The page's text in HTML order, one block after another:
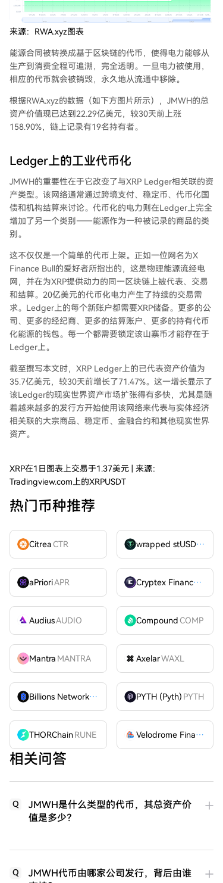
来源：RWA.xyz图表
能源合同被转换成基于区块链的代币，使得电力能够从
生产到消费全程可追溯，完全透明。一旦电力被使用，
相应的代币就会被销毁，永久地从流通中移除。
根据RWA.xyz的数据（如下方图片所示），JMWH的总
资产价值现已达到22.29亿美元，较30天前上涨
158.90%，链上记录有19名持有者。
Ledger上的工业代币化
JMWH的重要性在于它改变了与XRP Ledger相关联的资
产类型。该网络通常通过跨境支付、稳定币、代币化国
债和机构结算来讨论。代币化的电力则在Ledger上完全
增加了另一个类别——能源作为一种被记录的商品的类
别。
这不仅仅是一个简单的代币上架。正如一位网名为X
Finance Bull的爱好者所指出的，这是物理能源流经电
网，并在为XRP提供动力的同一区块链上被代表、交易
和结算。20亿美元的代币化电力产生了持续的交易需
求。Ledger上的每个新账户都需要XRP储备。更多的公
司、更多的经纪商、更多的结算账户、更多的持有代币
化能源的钱包。每一个都需要锁定该山寨币才能存在于
Ledger上。
截至撰写本文时，XRP Ledger上的已代表资产价值为
35.7亿美元，较30天前增长了71.47%。这一增长显示了
该Ledger的现实世界资产市场扩张得有多快，尤其是随
着越来越多的发行方开始使用该网络来代表与实体经济
相关联的大宗商品、稳定币、金融合约和其他现实世界
资产。
XRP在1日图表上交易于1.37美元 | 来源：
Tradingview.com上的XRPUSDT
热门币种推荐
CitreaCTR wrapped stUSDT
aPrioriAPR Cryptex FinanceCTX
AudiusAUDIO CompoundCOMP
Mantra MANTRA AxelarWAXL
Billions Network
BILL PYTH (Pyth) PYTH
THORChainRUNE Velodrome Finance
相关问答
Q
JMWH是什么类型的代币，其总资产价
值是多少？
Q
JMWH代币由哪家公司发行，背后由谁